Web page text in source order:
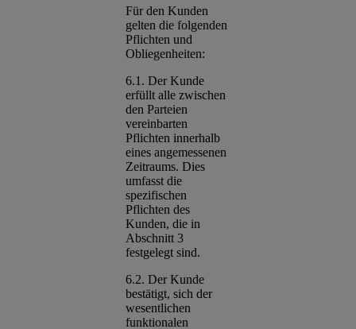
Für den Kunden
gelten die folgenden
Pflichten und
Obliegenheiten:
6.1. Der Kunde
erfüllt alle zwischen
den Parteien
vereinbarten
Pflichten innerhalb
eines angemessenen
Zeitraums. Dies
umfasst die
spezifischen
Pflichten des
Kunden, die in
Abschnitt 3
festgelegt sind.
6.2. Der Kunde
bestätigt, sich der
wesentlichen
funktionalen